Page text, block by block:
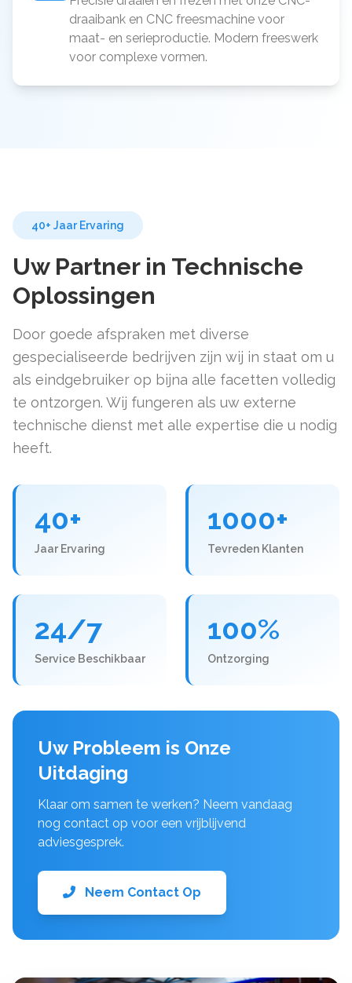
draaibank en CNC freesmachine voor
maat- en serieproductie. Modern freeswerk
voor complexe vormen.
40+ Jaar Ervaring
Uw Partner in Technische
Oplossingen
Door goede afspraken met diverse
gespecialiseerde bedrijven zijn wij in staat om u
als eindgebruiker op bijna alle facetten volledig
te ontzorgen. Wij fungeren als uw externe
technische dienst met alle expertise die u nodig
heeft.
40+
Jaar Ervaring
1000+
Tevreden Klanten
24/7
Service Beschikbaar
100%
Ontzorging
Uw Probleem is Onze
Uitdaging
Klaar om samen te werken? Neem vandaag
nog contact op voor een vrijblijvend
adviesgesprek.
Neem Contact Op